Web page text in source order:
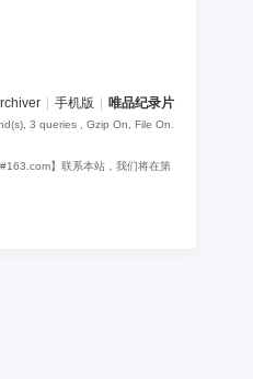
手机版 唯品纪录片
3 queries , Gzip On, File On.
】联系本站，我们将在第